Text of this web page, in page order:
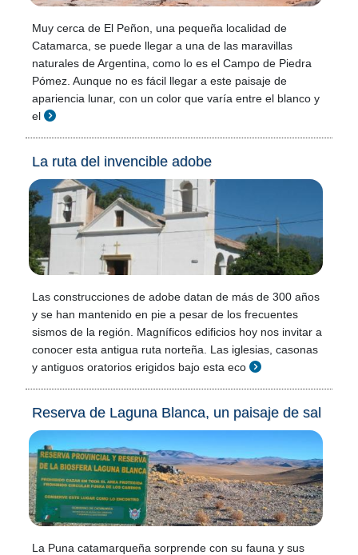
Muy cerca de El Peñon, una pequeña localidad de
Catamarca, se puede llegar a una de las maravillas
naturales de Argentina, como lo es el Campo de Piedra
Pómez. Aunque no es fácil llegar a este paisaje de
apariencia lunar, con un color que varía entre el blanco y
el
La ruta del invencible adobe
Las construcciones de adobe datan de más de 300 años
y se han mantenido en pie a pesar de los frecuentes
sismos de la región. Magníficos edificios hoy nos invitar a
conocer esta antigua ruta norteña. Las iglesias, casonas
y antiguos oratorios erigidos bajo esta eco
Reserva de Laguna Blanca, un paisaje de sal
La Puna catamarqueña sorprende con su fauna y sus